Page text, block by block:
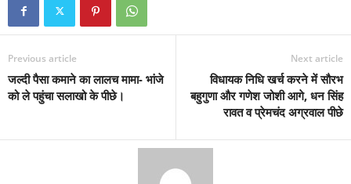
Previous article
जल्दी पैसा कमाने का लालच मामा- भांजे
को ले पहुंचा सलाखो के पीछे।
Next article
विधायक निधि खर्च करने में सौरभ
बहुगुणा और गणेश जोशी आगे, धन सिंह
रावत व प्रेमचंद अग्रवाल पीछे